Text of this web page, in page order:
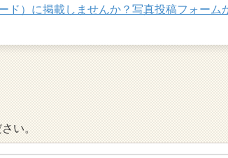
）に掲載しませんか？写真投稿フォーム
い。